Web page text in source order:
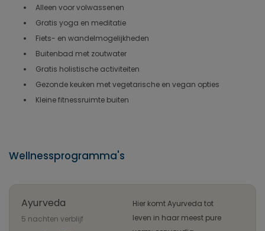
Alleen voor volwassenen
Gratis yoga en meditatie
Fiets- en wandelmogelijkheden
Buitenbad met zoutwater
Gratis holistische activiteiten
Gezonde keuken met vegetarische en vegan opties
Kleine fitnessruimte buiten
Wellnessprogramma's
Ayurveda
5 nachten verblijf
Hier komt Ayurveda tot
leven in haar meest pure